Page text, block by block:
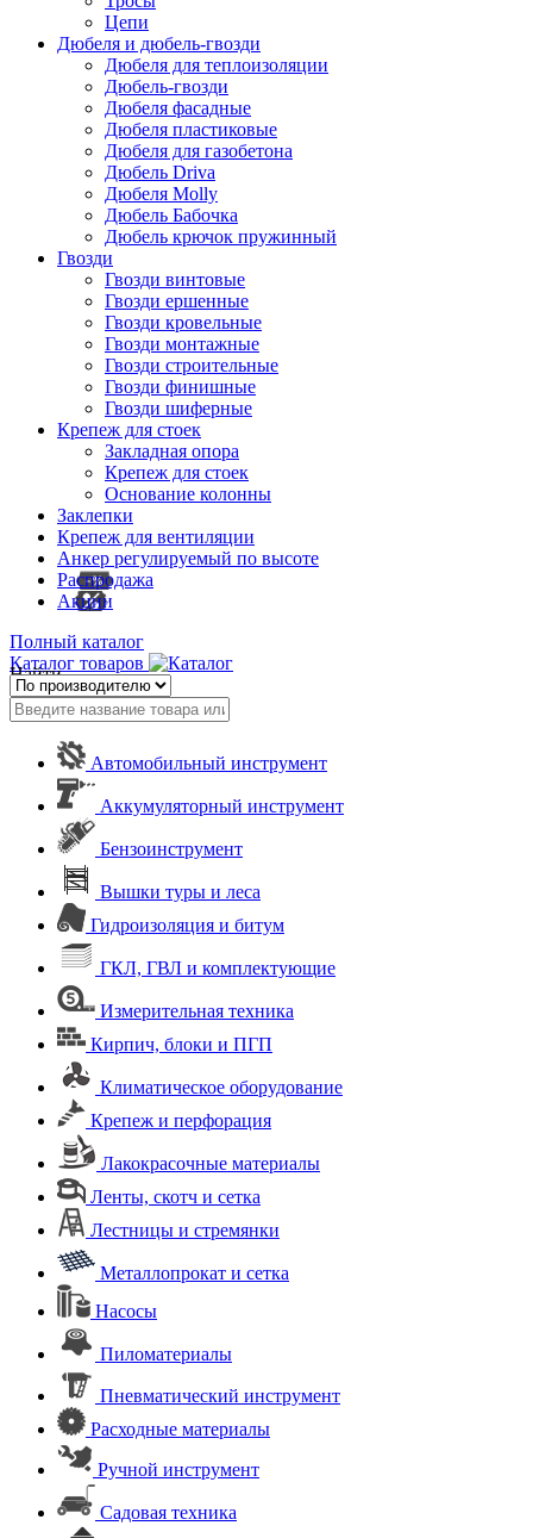
Цепи
Дюбеля и дюбель-гвозди
Дюбеля для теплоизоляции
Дюбель-гвозди
Дюбеля фасадные
Дюбеля пластиковые
Дюбеля для газобетона
Дюбель Driva
Дюбеля Molly
Дюбель Бабочка
Дюбель крючок пружинный
Гвозди
Гвозди винтовые
Гвозди ершенные
Гвозди кровельные
Гвозди монтажные
Гвозди строительные
Гвозди финишные
Гвозди шиферные
Крепеж для стоек
Закладная опора
Крепеж для стоек
Основание колонны
Заклепки
Крепеж для вентиляции
Анкер регулируемый по высоте
Распродажа
Акции
Полный каталог
Каталог товаров
Найти
Автомобильный инструмент
Аккумуляторный инструмент
Бензоинструмент
Вышки туры и леса
Гидроизоляция и битум
ГКЛ, ГВЛ и комплектующие
Измерительная техника
Кирпич, блоки и ПГП
Климатическое оборудование
Крепеж и перфорация
Лакокрасочные материалы
Ленты, скотч и сетка
Лестницы и стремянки
Металлопрокат и сетка
Насосы
Пиломатериалы
Пневматический инструмент
Расходные материалы
Ручной инструмент
Садовая техника